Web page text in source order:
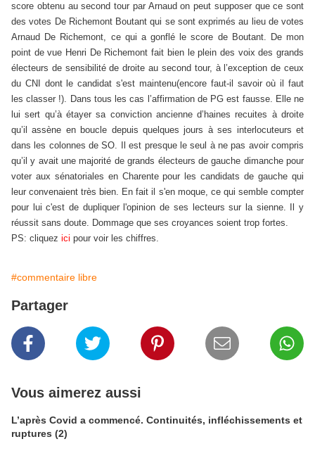
score obtenu au second tour par Arnaud on peut supposer que ce sont
des votes De Richemont Boutant qui se sont exprimés au lieu de votes
Arnaud De Richemont, ce qui a gonflé le score de Boutant. De mon
point de vue Henri De Richemont fait bien le plein des voix des grands
électeurs de sensibilité de droite au second tour, à l’exception de ceux
du CNI dont le candidat s'est maintenu(encore faut-il savoir où il faut
les classer !). Dans tous les cas l’affirmation de PG est fausse. Elle ne
lui sert qu’à étayer sa conviction ancienne d’haines recuites à droite
qu’il assène en boucle depuis quelques jours à ses interlocuteurs et
dans les colonnes de SO. Il est presque le seul à ne pas avoir compris
qu’il y avait une majorité de grands électeurs de gauche dimanche pour
voter aux sénatoriales en Charente pour les candidats de gauche qui
leur convenaient très bien. En fait il s'en moque, ce qui semble compter
pour lui c'est de dupliquer l'opinion de ses lecteurs sur la sienne. Il y
réussit sans doute. Dommage que ses croyances soient trop fortes.
PS: cliquez ici pour voir les chiffres.
#commentaire libre
Partager
Vous aimerez aussi
L’après Covid a commencé. Continuités, infléchissements et
ruptures (2)